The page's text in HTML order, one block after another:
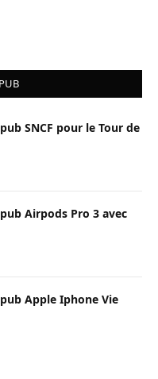
SNCF pour le Tour de
Airpods Pro 3 avec
Apple Iphone Vie